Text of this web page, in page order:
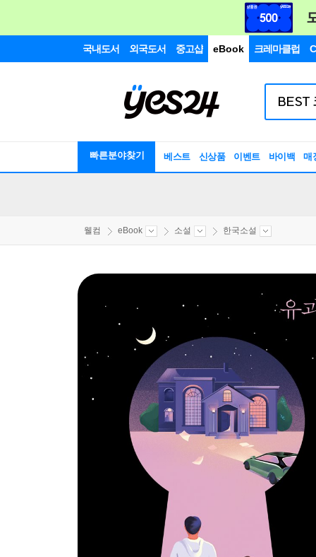
국내도서 외국도서 중고샵 eBook 크레마클럽
빠른분야찾기 베스트 신상품 이벤트 바이백 매
웰컴 eBook 소설 한국소설